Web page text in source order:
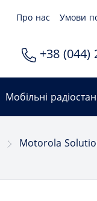
Про нас Умови
+38 (044)
Мобільні
Motorola